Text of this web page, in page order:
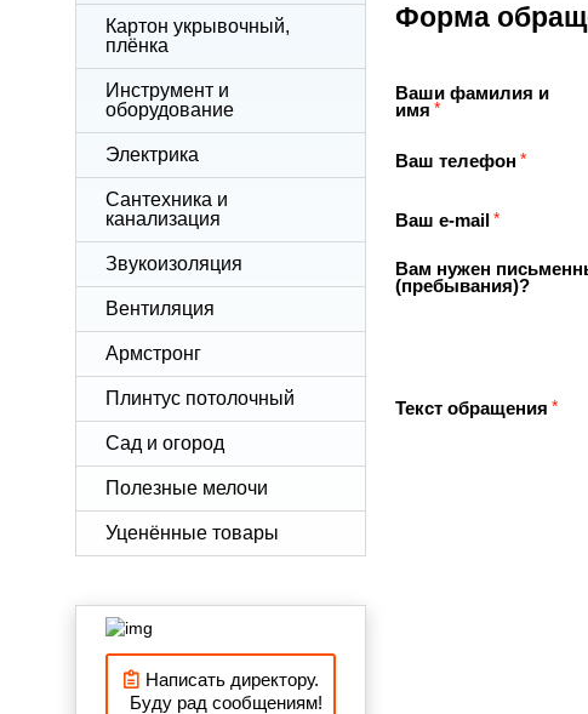
Картон укрывочный,
плёнка
Инструмент и
оборудование
Электрика
Сантехника и
канализация
Звукоизоляция
Вентиляция
Армстронг
Плинтус потолочный
Сад и огород
Полезные мелочи
Уценённые товары
Написать директору.
Буду рад сообщениям!
Форма
Ваши фамилия и
имя *
Ваш телефон *
Ваш e-mail *
Вам нужен
(пребывания)?
Текст обращения *